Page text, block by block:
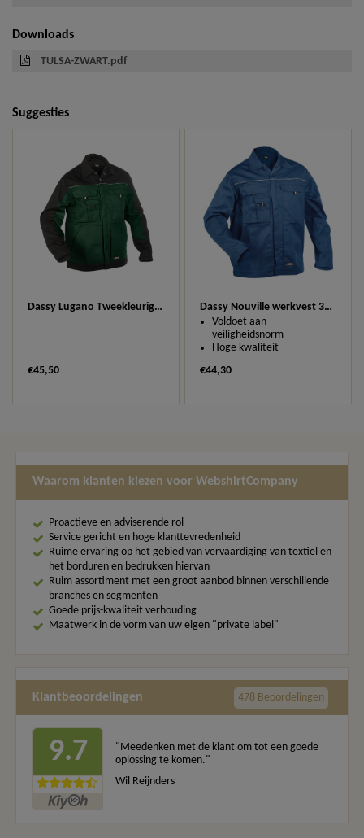
Downloads
TULSA-ZWART.pdf
Suggesties
Dassy Lugano Tweekleurig Werkvest 300183
€45,50
Dassy Nouville werkvest 300195
€44,30
Voldoet aan
veiligheidsnorm
Hoge kwaliteit
Waarom klanten kiezen voor WebshirtCompany
Proactieve en adviserende rol
Service gericht en hoge klanttevredenheid
Ruime ervaring op het gebied van vervaardiging van textiel en
het borduren en bedrukken hiervan
Ruim assortiment met een groot aanbod binnen verschillende
branches en segmenten
Goede prijs-kwaliteit verhouding
Maatwerk in de vorm van uw eigen "private label"
Klantbeoordelingen 478 Beoordelingen
9.7
"Meedenken met de klant om tot een goede
oplossing te komen."
Wil Reijnders